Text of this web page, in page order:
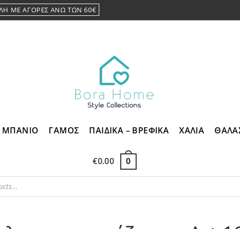
ΜΕ ΑΓΟΡΕΣ ΑΝΩ ΤΩΝ 60€
ΜΠΑΝΙΟ ΓΑΜΟΣ ΠΑΙΔΙΚΑ – ΒΡΕΦΙΚΑ ΧΑΛΙΑ
€0.00 0